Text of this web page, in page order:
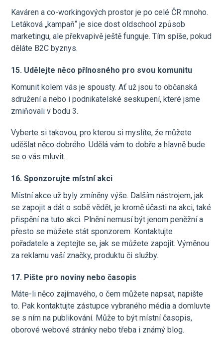
Kaváren a co-workingových prostor je po celé ČR mnoho.
Letáková „kampaň“ je sice dost oldschool způsob
marketingu, ale překvapivě ještě funguje. Tím spíše, pokud
děláte B2C byznys.
15. Udělejte něco přínosného pro svou komunitu
Komunit kolem vás je spousty. Ať už jsou to občanská
sdružení a nebo i podnikatelské seskupení, které jsme
zmiňovali v bodu 3.
Vyberte si takovou, pro kterou si myslíte, že můžete
uděšlat něco dobrého. Udělá vám to dobře a hlavně bude
se o vás mluvit.
16. Sponzorujte místní akci
Místní akce už byly zmíněny výše. Dalším nástrojem, jak
se zapojit a dát o sobě vědět, je kromě účasti na akci, také
přispění na tuto akci. Plnění nemusí být jenom peněžní a
přesto se můžete stát sponzorem. Kontaktujte
pořadatele a zeptejte se, jak se můžete zapojit. Výměnou
za reklamu vaší značky, produktu či služby.
17. Pište pro noviny nebo časopis
Máte-li něco zajímavého, o čem můžete napsat, napište
to. Pak kontaktujte zástupce vybraného média a domluvte
se s ním na publikování. Může to být místní časopis,
oborové webové stránky nebo třeba i známý blog.